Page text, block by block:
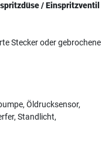
/ Einspritzventil
Stecker oder gebrochene
Öldrucksensor,
Standlicht,